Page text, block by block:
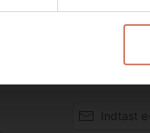
Resultatet er et robust og